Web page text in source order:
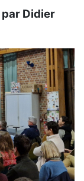
par Didier